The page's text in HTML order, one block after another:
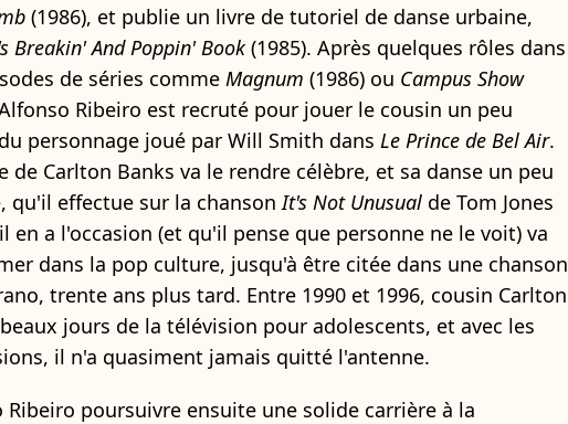
(1986), et publie un livre de tutoriel de danse urbaine,
Breakin' And Poppin' Book(1985). Après quelques rôles dans
de séries comme Magnum (1986) ou Campus Show
Ribeiro est recruté pour jouer le cousin un peu
personnage joué par Will Smith dans Le Prince de Bel Air.
de Carlton Banks va le rendre célèbre, et sa danse un peu
qu'il effectue sur la chansonIt's Not Unusual de Tom Jones
en a l'occasion (et qu'il pense que personne ne le voit) va
dans la pop culture, jusqu'à être citée dans une chanson
trente ans plus tard. Entre 1990 et 1996, cousin Carlton
jours de la télévision pour adolescents, et avec les
il n'a quasiment jamais quitté l'antenne.
Ribeiro poursuivre ensuite une solide carrière à la